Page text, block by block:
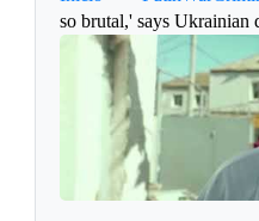
so brutal,' says Ukrainian